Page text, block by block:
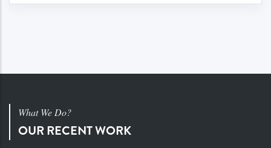
What We Do?
OUR RECENT WORK